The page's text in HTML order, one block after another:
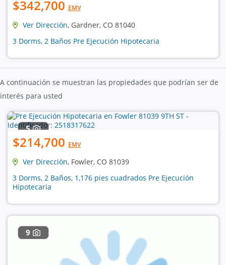
$342,700 EMV
Ver Dirección, Gardner, CO 81040
3 Dorms, 2 Baños Pre Ejecución Hipotecaria
A continuación se muestran las propiedades que podrían ser de
interés para usted
5
$214,700 EMV
Ver Dirección, Fowler, CO 81039
3 Dorms, 2 Baños, 1,176 pies cuadrados Pre Ejecución
Hipotecaria
9